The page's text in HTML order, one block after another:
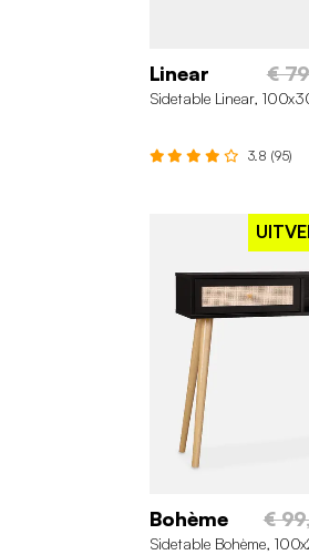
Linear €
Sidetable Linear,
3.8 (95)
Bohème €
Sidetable Bohème,